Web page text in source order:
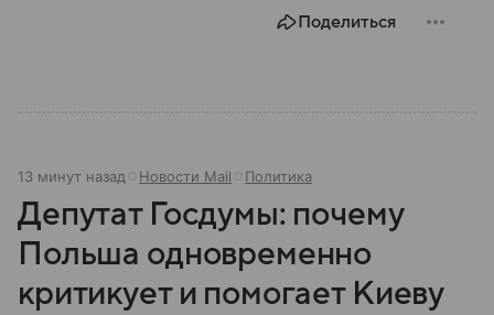
Поделиться
13 минут назад Новости Mail Политика
Депутат Госдумы: почему
Польша одновременно
критикует и помогает Киеву